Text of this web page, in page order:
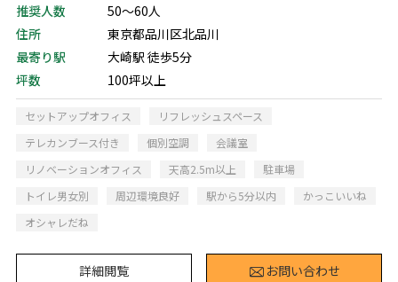
推奨人数
50～60人
住所
東京都品川区北品川
最寄り駅
大崎駅 徒歩5分
坪数
100坪以上
セットアップオフィス
リフレッシュスペース
テレカンブース付き
個別空調
会議室
リノベーションオフィス
天高2.5m以上
駐車場
トイレ男女別
周辺環境良好 駅から5分以内
かっこいいね
オシャレだね
詳細閲覧 お問い合わせ